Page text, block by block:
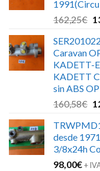
162,25€ El
Caravan
KADETT-
KADETT
sin ABS
160,58€ El
desde
3/8x24h
98,00€+